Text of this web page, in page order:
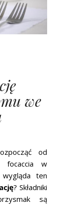
we
od
focaccia w
ten
? Składniki
są